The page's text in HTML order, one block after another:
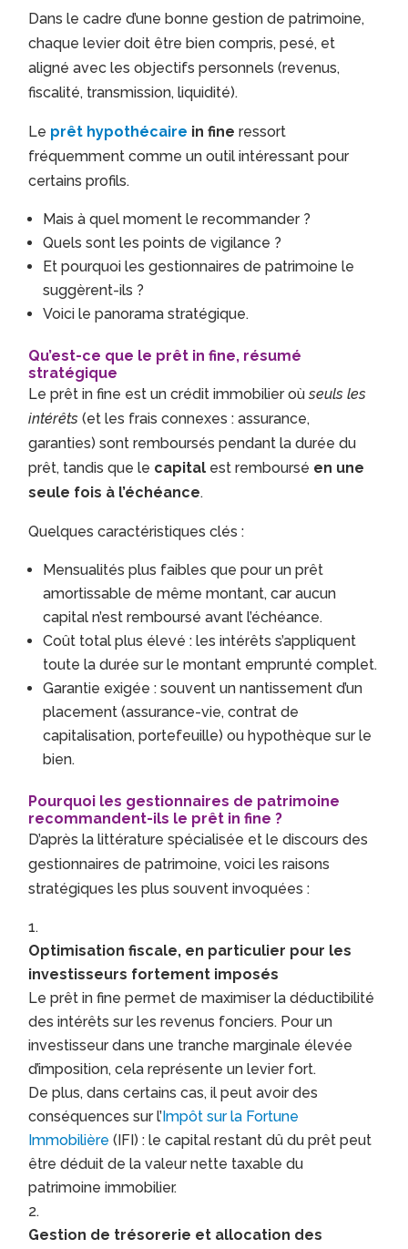
Dans le cadre d’une bonne gestion de patrimoine,
chaque levier doit être bien compris, pesé, et
aligné avec les objectifs personnels (revenus,
fiscalité, transmission, liquidité).
Le prêt hypothécaire in fine ressort
fréquemment comme un outil intéressant pour
certains profils.
Mais à quel moment le recommander ?
Quels sont les points de vigilance ?
Et pourquoi les gestionnaires de patrimoine le
suggèrent-ils ?
Voici le panorama stratégique.
Qu’est-ce que le prêt in fine, résumé
stratégique
Le prêt in fine est un crédit immobilier oùseuls les
intérêts (et les frais connexes : assurance,
garanties) sont remboursés pendant la durée du
prêt, tandis que le capital est remboursé en une
seule fois à l’échéance.
Quelques caractéristiques clés :
Mensualités plus faibles que pour un prêt
amortissable de même montant, car aucun
capital n’est remboursé avant l’échéance.
Coût total plus élevé : les intérêts s’appliquent
toute la durée sur le montant emprunté complet.
Garantie exigée : souvent un nantissement d’un
placement (assurance-vie, contrat de
capitalisation, portefeuille) ou hypothèque sur le
bien.
Pourquoi les gestionnaires de patrimoine
recommandent-ils le prêt in fine ?
D’après la littérature spécialisée et le discours des
gestionnaires de patrimoine, voici les raisons
stratégiques les plus souvent invoquées :
Optimisation fiscale, en particulier pour les
investisseurs fortement imposés
Le prêt in fine permet de maximiser la déductibilité
des intérêts sur les revenus fonciers. Pour un
investisseur dans une tranche marginale élevée
d’imposition, cela représente un levier fort.
De plus, dans certains cas, il peut avoir des
conséquences sur l’ Impôt sur la Fortune
Immobilière (IFI) : le capital restant dû du prêt peut
être déduit de la valeur nette taxable du
patrimoine immobilier.
Gestion de trésorerie et allocation des